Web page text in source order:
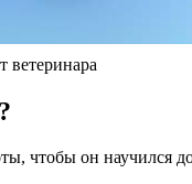
он научился